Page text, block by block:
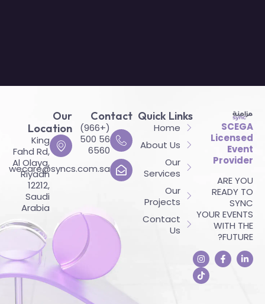
SCEGA
Licensed
Event
Provider
ARE YOU
READY TO
SYNC
YOUR EVENTS
WITH THE
FUTURE?
Quick Links
Home
About Us
Our
Services
Our
Projects
Contact
Us
Contact
(+966)
56 500
6560
wecare@syncs.com.sa
Our
Location
King
Fahd Rd,
Al Olaya,
Riyadh
12212,
Saudi
Arabia